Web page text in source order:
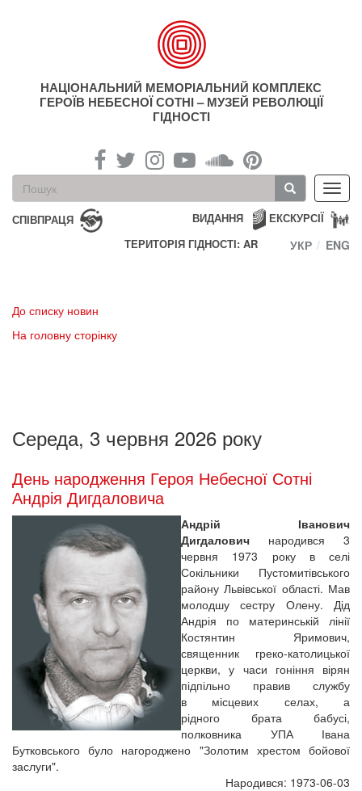
НАЦІОНАЛЬНИЙ МЕМОРІАЛЬНИЙ КОМПЛЕКС
ГЕРОЇВ НЕБЕСНОЇ СОТНІ – МУЗЕЙ РЕВОЛЮЦІЇ
ГІДНОСТІ
Пошукова
форма
Пошук
СПІВПРАЦЯ ЕКСКУРСІЇ
ВИДАННЯ
ТЕРИТОРІЯ ГІДНОСТІ: AR
УКР ENG
До списку новин
На головну сторінку
Середа, 3 червня 2026 року
День народження Героя Небесної Сотні
Андрія Дигдаловича
Андрій Іванович
Дигдалович народився 3
червня 1973 року в селі
Сокільники Пустомитівського
району Львівської області. Мав
молодшу сестру Олену. Дід
Андрія по материнській лінії
Костянтин Яримович,
священник греко-католицької
церкви, у часи гоніння вірян
підпільно правив службу
в місцевих селах, а
рідного брата бабусі,
полковника УПА Івана
Бутковського було нагороджено "Золотим хрестом бойової
заслуги".
Народився: 1973-06-03